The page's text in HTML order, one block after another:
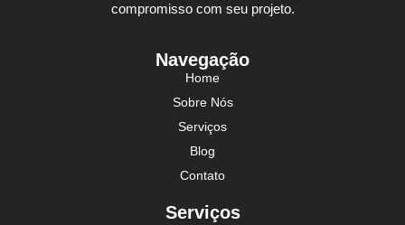
compromisso com seu projeto.
Navegação
Home
Sobre Nós
Serviços
Blog
Contato
Serviços